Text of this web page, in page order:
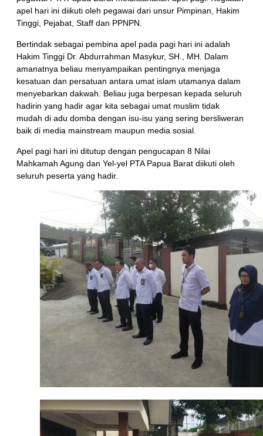
apel hari ini diikuti oleh pegawai dari unsur Pimpinan, Hakim
Tinggi, Pejabat, Staff dan PPNPN.
Bertindak sebagai pembina apel pada pagi hari ini adalah
Hakim Tinggi Dr. Abdurrahman Masykur, SH., MH. Dalam
amanatnya beliau menyampaikan pentingnya menjaga
kesatuan dan persatuan antara umat islam utamanya dalam
menyebarkan dakwah. Beliau juga berpesan kepada seluruh
hadirin yang hadir agar kita sebagai umat muslim tidak
mudah di adu domba dengan isu-isu yang sering bersliweran
baik di media mainstream maupun media sosial.
Apel pagi hari ini ditutup dengan pengucapan 8 Nilai
Mahkamah Agung dan Yel-yel PTA Papua Barat diikuti oleh
seluruh peserta yang hadir.